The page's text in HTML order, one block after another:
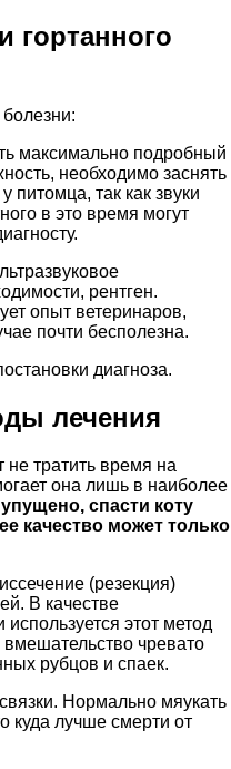
гортанного
максимально подробный
необходимо заснять
питомца, так как звуки
в это время могут
рентген.
опыт ветеринаров,
почти бесполезна.
диагноза.
лечения
тратить время на
она лишь в наиболее
спасти коту
качество может только
(резекция)
В качестве
этот метод
вмешательство чревато
рубцов и спаек.
Нормально мяукать
куда лучше смерти от